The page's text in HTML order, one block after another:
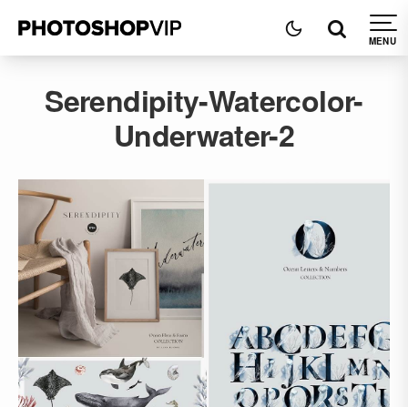
Serendipity-Watercolor-
Underwater-2